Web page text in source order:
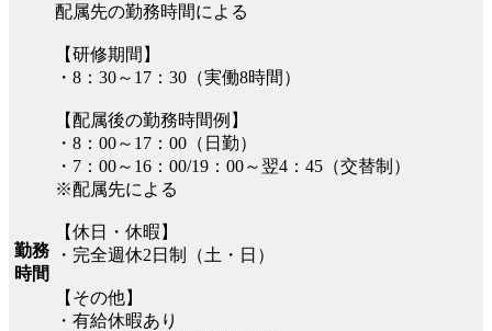
勤務
時間
配属先の勤務時間による
【研修期間】
・8：30～17：30（実働8時間）
【配属後の勤務時間例】
・8：00～17：00（日勤）
・7：00～16：00/19：00～翌4：45（交替制）
※配属先による
【休日・休暇】
・完全週休2日制（土・日）
【その他】
・有給休暇あり